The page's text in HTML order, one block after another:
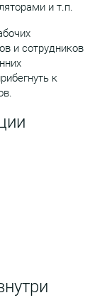
и т.п.
и сотрудников
к